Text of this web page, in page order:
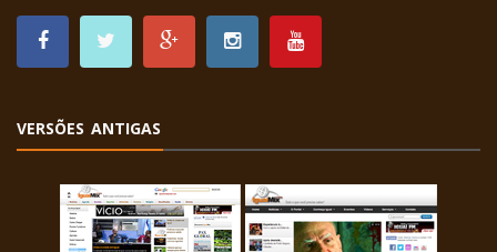
VERSÕES ANTIGAS